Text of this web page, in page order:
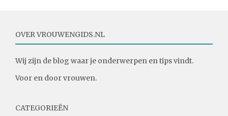
OVER VROUWENGIDS.NL
Wij zijn de blog waar je onderwerpen en tips vindt.
Voor en door vrouwen.
CATEGORIEËN